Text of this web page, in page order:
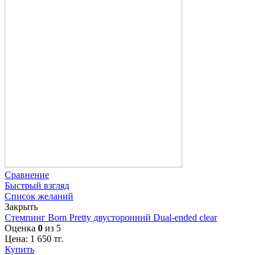
Сравнение
Быстрый взгляд
Список желаний
Закрыть
Стемпинг Born Pretty двусторонний Dual-ended clear
Оценка 0 из 5
Цена: 1 650 тг.
Купить